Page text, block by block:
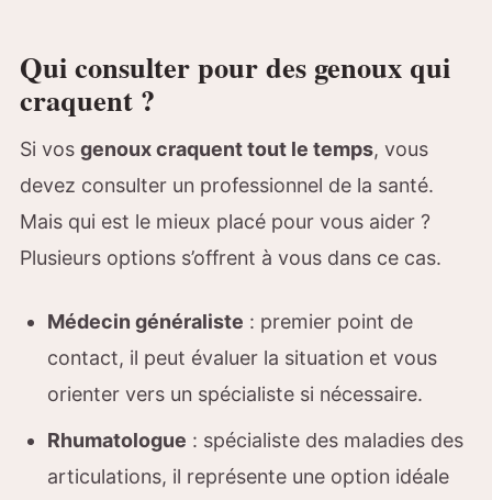
Qui consulter pour des genoux qui
craquent ?
Si vos genoux craquent tout le temps, vous
devez consulter un professionnel de la santé.
Mais qui est le mieux placé pour vous aider ?
Plusieurs options s’offrent à vous dans ce cas.
Médecin généraliste : premier point de
contact, il peut évaluer la situation et vous
orienter vers un spécialiste si nécessaire.
Rhumatologue : spécialiste des maladies des
articulations, il représente une option idéale